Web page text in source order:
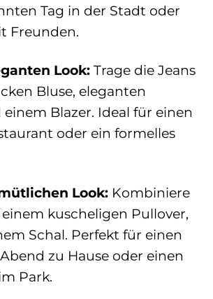
Tag in der Stadt oder
Freunden.
Look: Trage die Jeans
Bluse, eleganten
Blazer. Ideal für einen
oder ein formelles
Look: Kombiniere
kuscheligen Pullover,
Schal. Perfekt für einen
zu Hause oder einen
Park.